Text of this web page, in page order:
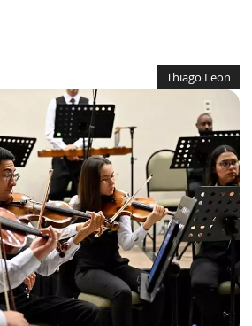
Thiago Leon